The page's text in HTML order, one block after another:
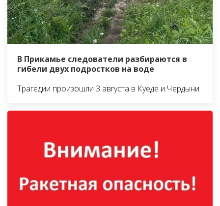
В Прикамье следователи разбираются в
гибели двух подростков на воде
Трагедии произошли 3 августа в Куеде и Чердыни